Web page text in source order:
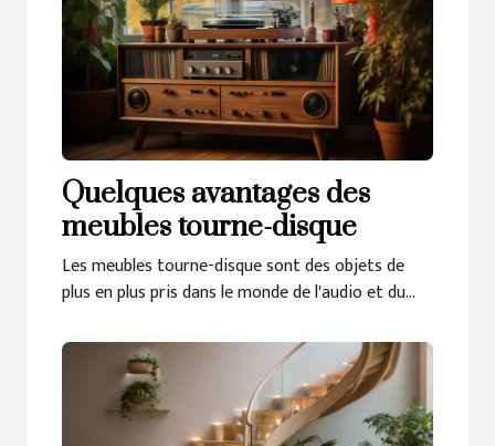
Quelques avantages des
meubles tourne-disque
Les meubles tourne-disque sont des objets de
plus en plus pris dans le monde de l'audio et du...